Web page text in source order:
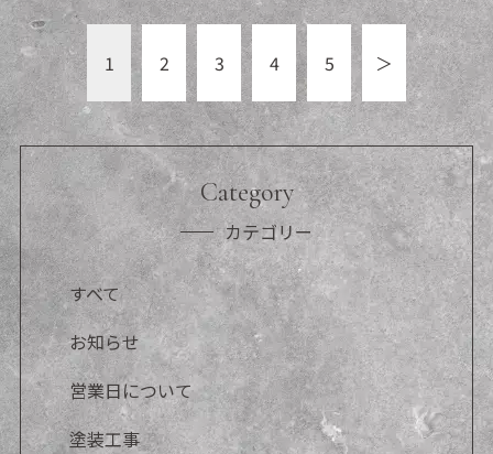
1 2 3 4 5 ＞
Category
カテゴリー
すべて
お知らせ
営業日について
塗装工事